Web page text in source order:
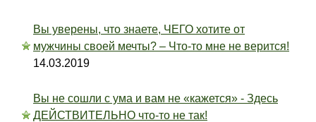
Вы уверены, что знаете, ЧЕГО хотите от
мужчины своей мечты? – Что-то мне не верится!
14.03.2019
Вы не сошли с ума и вам не «кажется» - Здесь
ДЕЙСТВИТЕЛЬНО что-то не так!